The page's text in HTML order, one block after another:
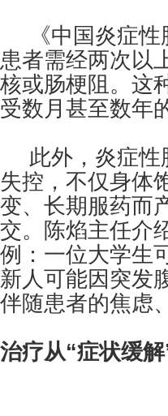
《中国炎症
患者需经两次以
核或肠梗阻。这
受数月甚至数年
此外，炎症
失控，不仅身体
变、长期服药而
交。陈焰主任介
例：一位大学生
新人可能因突发
伴随患者的焦虑
治疗从“症状缓